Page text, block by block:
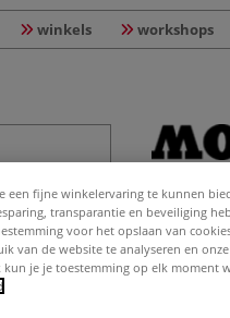
winkels workshops
In deze
een fijne winkelervaring te kunnen
transparantie en beveiliging
voor het opslaan van
van de website te analyseren en onze
je je toestemming op elk moment